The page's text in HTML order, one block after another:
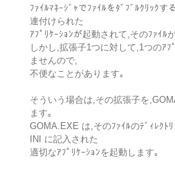
ﾌｧｲﾙﾏﾈｰｼﾞｬでﾌｧｲﾙをﾀﾞﾌﾞﾙｸﾘｯｸす
連付けられた
ｱﾌﾟﾘｹｰｼｮﾝが起動されて,そのﾌｧｲﾙ
しかし,拡張子1つに対して,1つのｱ
ませんので,
不便なことがあります｡
そういう場合は,その拡張子を
ます｡
GOMA.EXE は,そのﾌｧｲﾙのﾃﾞｨﾚｸﾄ
INI に記入された
適切なｱﾌﾟﾘｹｰｼｮﾝを起動します｡